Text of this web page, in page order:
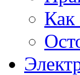
Как